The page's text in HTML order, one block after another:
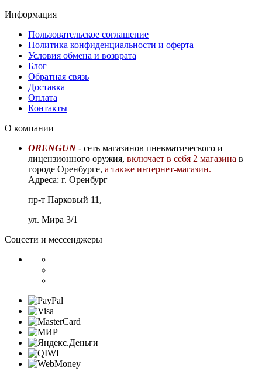
Информация
Пользовательское соглашение
Политика конфиденциальности и оферта
Условия обмена и возврата
Блог
Обратная связь
Доставка
Оплата
Контакты
О компании
ORENGUN - сеть магазинов пневматического и
лицензионного оружия, включает в себя 2 магазина в
городе Оренбурге, а также интернет-магазин.
Адреса: г. Оренбург
пр-т Парковый 11,
ул. Мира 3/1
Соцсети и мессенджеры